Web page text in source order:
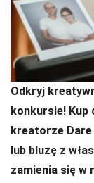
Odkryj
konkursie!
kreatorze Dare
lub bluzę z
zamienia się w